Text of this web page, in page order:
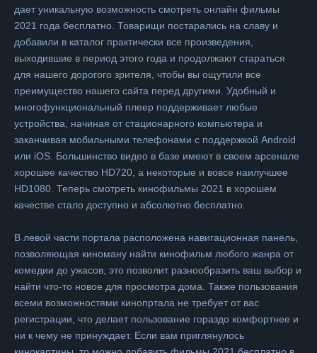
дает уникальную возможность смотреть онлайн фильмы
2021 года бесплатно. Товарищи постарались на славу и
добавили в каталог практически все произведения,
выходившие в период этого года и продолжают стараться
для нашего дорогого зрителя, чтобы вы ощутили все
преимущество нашего сайта перед другими. Удобный и
многофункциональный плеер поддерживает любые
устройства, начиная от стационарного компьютера и
заканчивая мобильными телефонами с поддержкой Android
или iOS. Большинство видео в базе имеют в своем арсенале
хорошее качество HD720, а некоторые и вовсе наилучшее
HD1080. Теперь смотреть кинофильмы 2021 в хорошем
качестве стало доступно и абсолютно бесплатно.
В левой части портала расположена навигационная панель,
позволяющая киноману найти кинофильм любого жанра от
комедии до ужасов, это позволит разнообразить ваш выбор и
найти что-то новое для просмотра дома. Также пользования
всеми возможностями кинопртала не требует от вас
регистрации, что делает пользование гораздо комфортнее и
ни к чему не принуждает. Если вам приглянулось